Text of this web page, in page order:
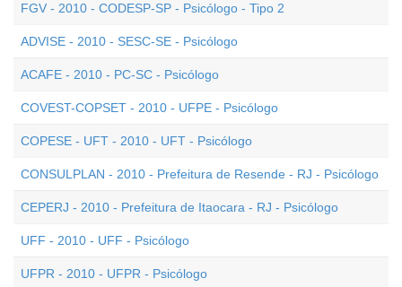
FGV - 2010 - CODESP-SP - Psicólogo - Tipo 2
ADVISE - 2010 - SESC-SE - Psicólogo
ACAFE - 2010 - PC-SC - Psicólogo
COVEST-COPSET - 2010 - UFPE - Psicólogo
COPESE - UFT - 2010 - UFT - Psicólogo
CONSULPLAN - 2010 - Prefeitura de Resende - RJ - Psicólogo
CEPERJ - 2010 - Prefeitura de Itaocara - RJ - Psicólogo
UFF - 2010 - UFF - Psicólogo
UFPR - 2010 - UFPR - Psicólogo